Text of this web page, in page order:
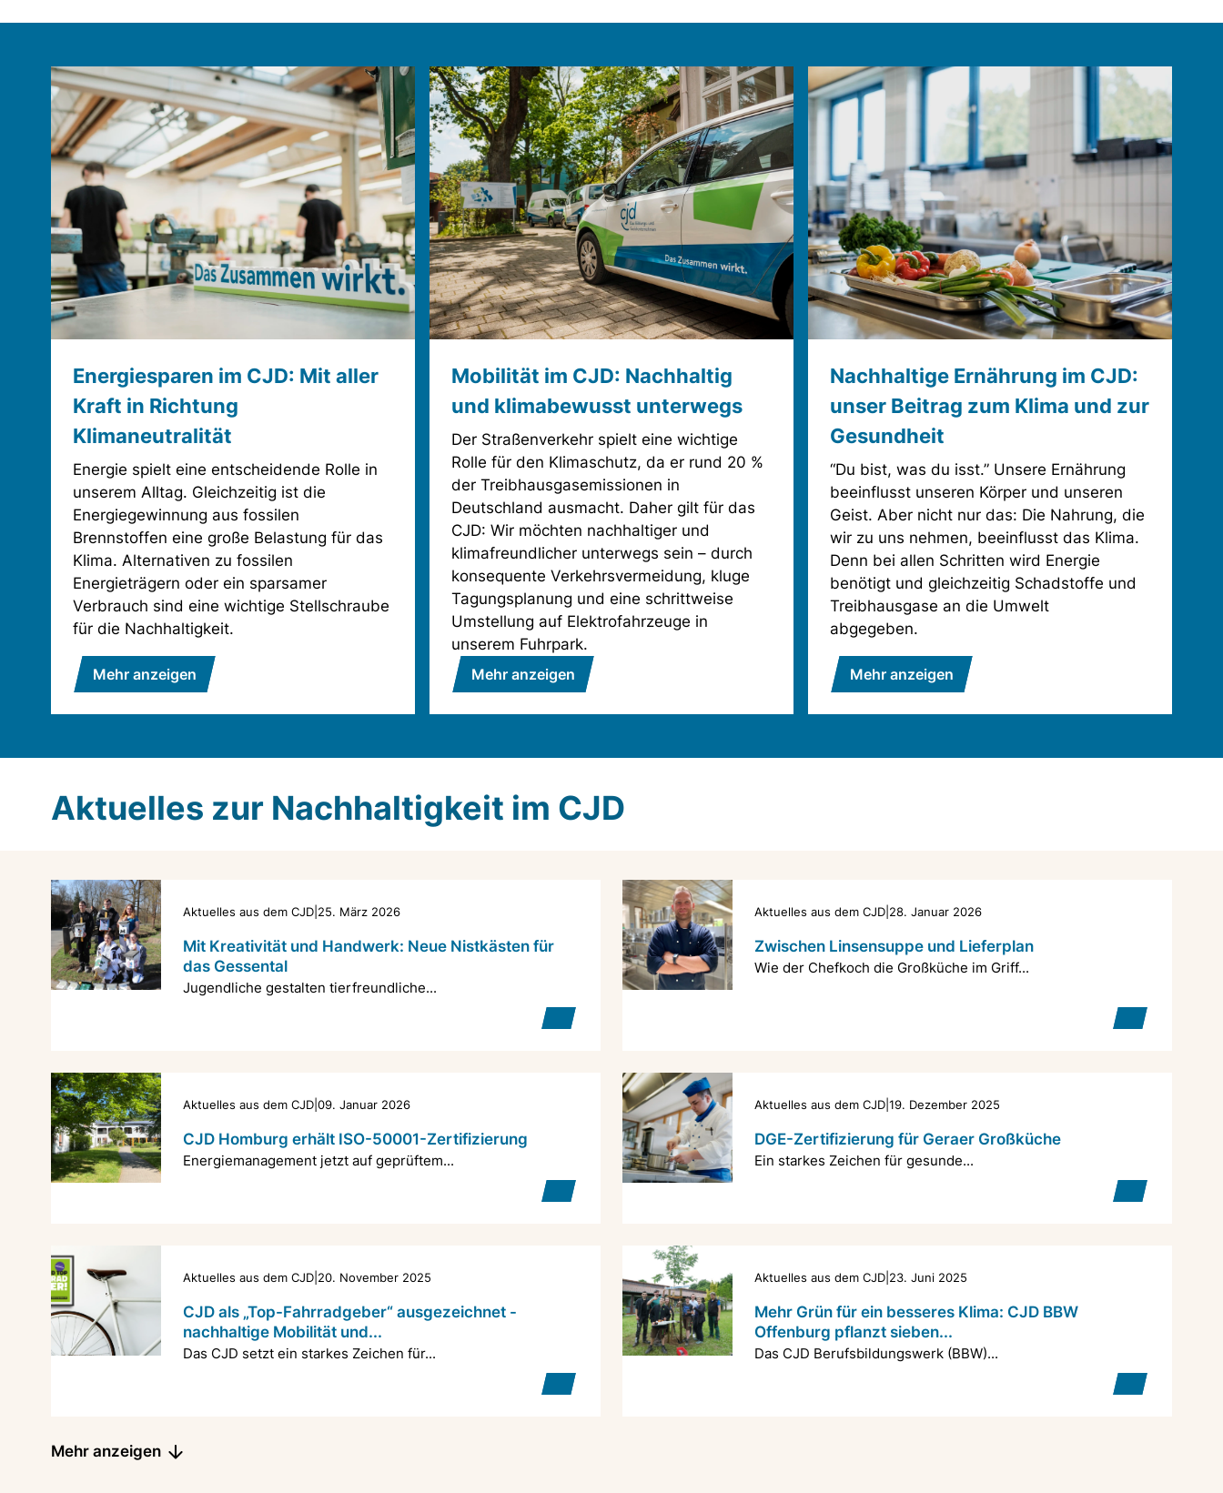
Energiesparen im CJD: Mit aller
Kraft in Richtung
Klimaneutralität
Energie spielt eine entscheidende Rolle in
unserem Alltag. Gleichzeitig ist die
Energiegewinnung aus fossilen
Brennstoffen eine große Belastung für das
Klima. Alternativen zu fossilen
Energieträgern oder ein sparsamer
Verbrauch sind eine wichtige Stellschraube
für die Nachhaltigkeit.
Mehr anzeigen
Mobilität im CJD: Nachhaltig
und klimabewusst unterwegs
Der Straßenverkehr spielt eine wichtige
Rolle für den Klimaschutz, da er rund 20 %
der Treibhausgasemissionen in
Deutschland ausmacht. Daher gilt für das
CJD: Wir möchten nachhaltiger und
klimafreundlicher unterwegs sein – durch
konsequente Verkehrsvermeidung, kluge
Tagungsplanung und eine schrittweise
Umstellung auf Elektrofahrzeuge in
unserem Fuhrpark.
Mehr anzeigen
Nachhaltige Ernährung im CJD:
unser Beitrag zum Klima und zur
Gesundheit
“Du bist, was du isst.” Unsere Ernährung
beeinflusst unseren Körper und unseren
Geist. Aber nicht nur das: Die Nahrung, die
wir zu uns nehmen, beeinflusst das Klima.
Denn bei allen Schritten wird Energie
benötigt und gleichzeitig Schadstoffe und
Treibhausgase an die Umwelt
abgegeben.
Mehr anzeigen
Aktuelles zur Nachhaltigkeit im CJD
Aktuelles aus dem CJD| 25. März 2026
Mit Kreativität und Handwerk: Neue Nistkästen für
das Gessental
Jugendliche gestalten tierfreundliche...
Aktuelles aus dem CJD| 28. Januar 2026
Zwischen Linsensuppe und Lieferplan
Wie der Chefkoch die Großküche im Griff...
Aktuelles aus dem CJD| 09. Januar 2026
CJD Homburg erhält ISO-50001-Zertifizierung
Energiemanagement jetzt auf geprüftem...
Aktuelles aus dem CJD| 19. Dezember 2025
DGE-Zertifizierung für Geraer Großküche
Ein starkes Zeichen für gesunde...
Aktuelles aus dem CJD| 20. November 2025
CJD als „Top-Fahrradgeber“ ausgezeichnet -
nachhaltige Mobilität und...
Das CJD setzt ein starkes Zeichen für...
Aktuelles aus dem CJD| 23. Juni 2025
Mehr Grün für ein besseres Klima: CJD BBW
Offenburg pflanzt sieben...
Das CJD Berufsbildungswerk (BBW)...
Mehr anzeigen